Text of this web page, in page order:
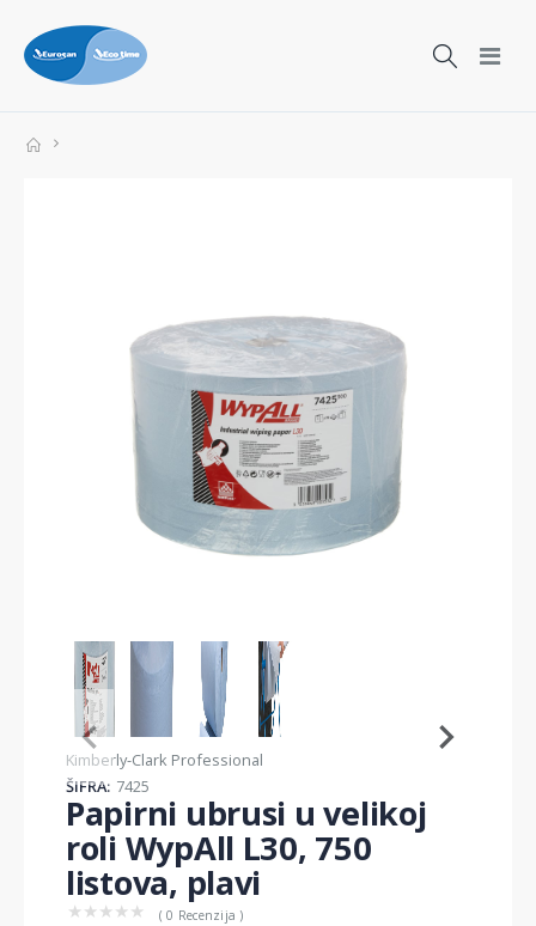
Item
1
of
4
Kimberly-Clark Professional
ŠIFRA: 7425
Papirni ubrusi u velikoj
roli WypAll L30, 750
listova, plavi
★ ★ ★ ★ ★ ( 0 Recenzija )